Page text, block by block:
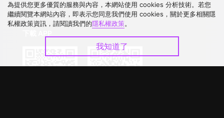
為提供您更多優質的服務與內容，本網站使用 cookies 分析技術。若您
繼續閱覽本網站內容，即表示您同意我們使用 cookies，關於更多相關隱
私權政策資訊，請閱讀我們的隱私權政策。
我知道了